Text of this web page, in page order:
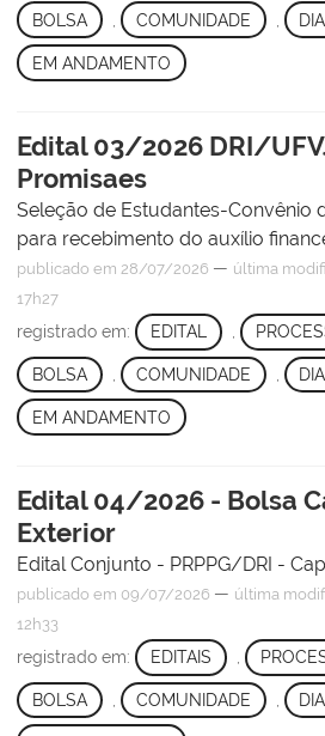
BOLSA COMUNIDADE
EM ANDAMENTO
Edital 03/2026 DRI/
Promisaes
Seleção de Estudantes-Convênio
para recebimento do auxílio
publicado em 28/07/2026 — última
17h27
registrado em: EDITAL ,
BOLSA COMUNIDADE
EM ANDAMENTO
Edital 04/2026 - Bolsa
Exterior
Edital Conjunto - PRPPG/DRI -
publicado em 09/07/2026 — última
12h33
registrado em: EDITAIS ,
BOLSA COMUNIDADE